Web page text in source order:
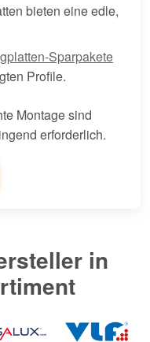
bieten eine edle,
Sparpakete
Profile.
Montage sind
erforderlich.
in